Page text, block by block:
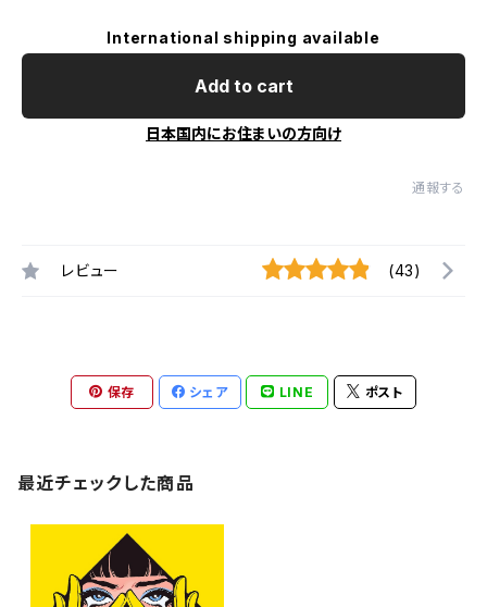
International shipping available
Add to cart
日本国内にお住まいの方向け
通報する
レビュー (43)
保存 シェア LINE ポスト
最近チェックした商品